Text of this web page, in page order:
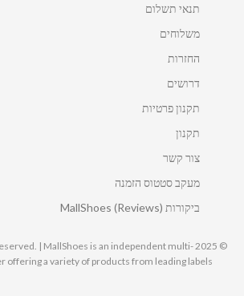
תנאי תשלום
משלוחים
החזרות
דרושים
תקנון פרטיות
תקנון
צור קשר
מעקב סטטוס הזמנה
ביקורות MallShoes (Reviews)
reserved. | MallShoes is an independent multi-
offering a variety of products from leading labels.